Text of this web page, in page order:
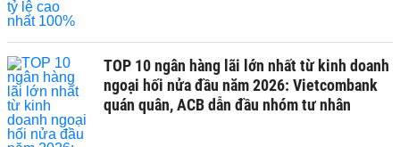
TOP 10 ngân hàng lãi lớn nhất từ kinh doanh
ngoại hối nửa đầu năm 2026: Vietcombank
quán quân, ACB dẫn đầu nhóm tư nhân